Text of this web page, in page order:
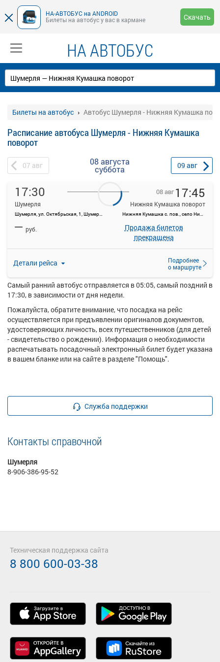
НА-АВТОБУС на ANDROID
Билеты на автобус у вас в кармане
Скачать
НА АВТОБУС
Билеты на автобус Автобус Шумерля - Нижняя Кумашка
Расписание автобуса Шумерля - Нижняя Кумашка
поворот
07 авг 08 августа
суббота 09 авг
17:30
Шумерля
Шумерля, ул. Октябрьская, 1, Шумерля, Россия
08 авг 17:45
Нижняя Кумашка поворот
Нижняя Кумашка с. пов., село Нижняя Кумашка, Россия
Детали рейса
Подробнее
о маршруте
— руб.
Продажа билетов
прекращена
На данной странице вы можете ознакомиться с расписанием и
купить билет онлайн на автобус Шумерля - Нижняя Кумашка
поворот.
осуществляют следующие перевозчики: АВТОУСПЕХ ООО,
Петров Сергей Валерьевич.
Самый ранний автобус отправляется в 05:05, самый поздний в
17:30, в зависимости от дня недели.
Пожалуйста, обратите внимание, что посадка на рейс
осуществляется при предъявлении оригиналов документов,
удостоверяющих личность, всех путешественников (для детей
- свидетельство о рождении). Информация о необходимости
распечатывать посадочный электронный билет будет указана
в вашем бланке или на сайте в разделе "Помощь".
Служба поддержки
Контакты справочной
Шумерля
8-906-386-95-52
Техническая поддержка сайта
8 800 600-03-38